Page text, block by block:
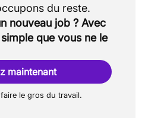
nouveau job ? Avec
que vous ne le
maintenant
le gros du travail.